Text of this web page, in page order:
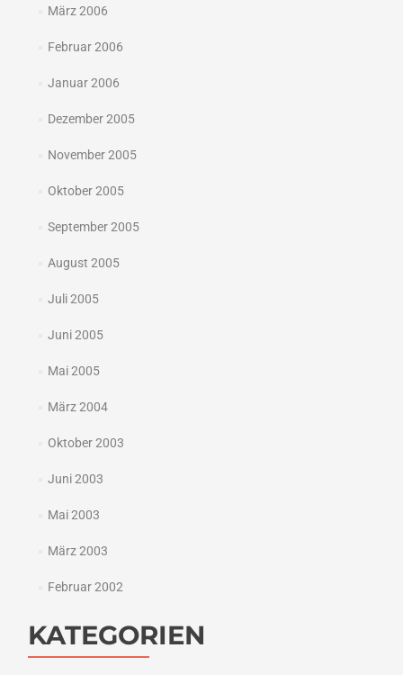
März 2006
Februar 2006
Januar 2006
Dezember 2005
November 2005
Oktober 2005
September 2005
August 2005
Juli 2005
Juni 2005
Mai 2005
März 2004
Oktober 2003
Juni 2003
Mai 2003
März 2003
Februar 2002
KATEGORIEN